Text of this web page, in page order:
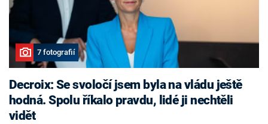
7 fotografií
Decroix: Se svoločí jsem byla na vládu ještě
hodná. Spolu říkalo pravdu, lidé ji nechtěli
vidět